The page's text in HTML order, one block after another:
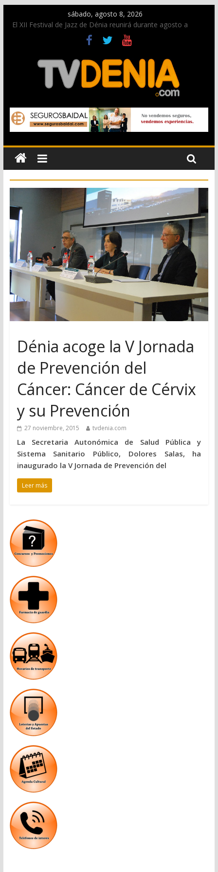
sábado, agosto 8, 2026
El XII Festival de Jazz de Dénia reunirá durante agosto a
figuras nacionales e internacionales en los Jardins de
Una nueva oportunidad para donar sangre en Cruz Roja
El bando moro protagonista en la Segunda Entraeta Festera
Paco Adsuar dona al Arxiu de Dénia más de 50.000 imágenes
La Entraeta Festera llena de ambiente la calle Marqués de
Campo con la recepción a la Capitanía Cristiana
Dénia acoge la V Jornada
de Prevención del
Cáncer: Cáncer de Cérvix
y su Prevención
27 noviembre, 2015 tvdenia.com
La Secretaria Autonómica de Salud Pública y
Sistema Sanitario Público, Dolores Salas, ha
inaugurado la V Jornada de Prevención del
Leer más